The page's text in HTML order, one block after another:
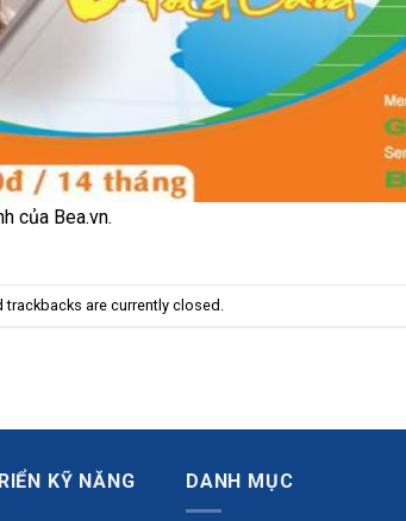
của Bea.vn.
are currently closed.
KỸ NĂNG DANH MỤC